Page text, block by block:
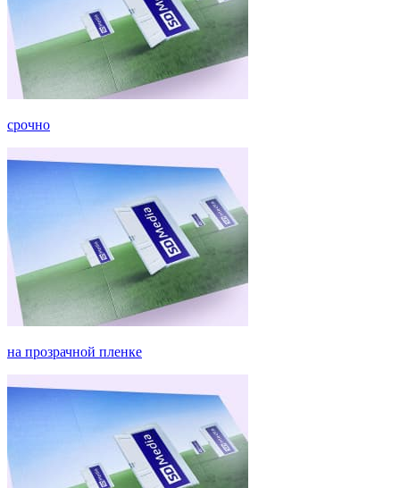
срочно
на прозрачной пленке